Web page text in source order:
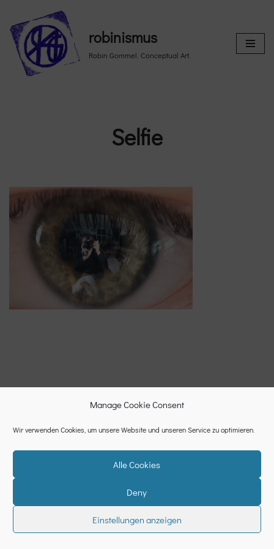
Manage Cookie Consent
Wir verwenden Cookies, um unsere Website und unseren Service zu optimieren.
Alle Cookies
Deny
Einstellungen anzeigen
Skip
to
content
robinismus
Robin Gommel. Conceptual Art.
Selfie
Neve| Powered byWordPress